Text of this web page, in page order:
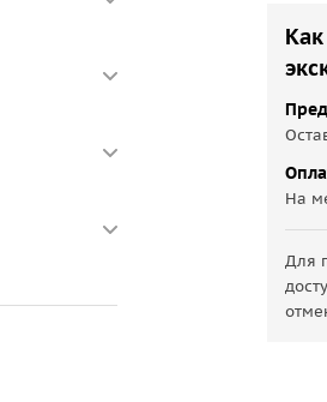
На
Для